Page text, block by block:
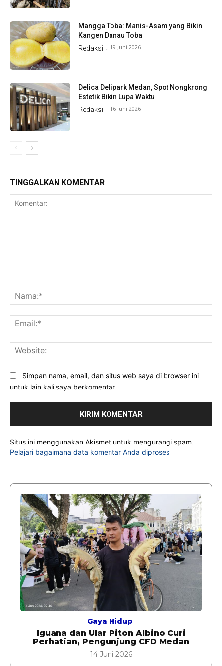
Mangga Toba: Manis-Asam yang Bikin
Kangen Danau Toba
Redaksi - 19 Juni 2026
Delica Delipark Medan, Spot Nongkrong
Estetik Bikin Lupa Waktu
Redaksi - 16 Juni 2026
TINGGALKAN KOMENTAR
Simpan nama, email, dan situs web saya di browser ini
untuk lain kali saya berkomentar.
Situs ini menggunakan Akismet untuk mengurangi spam.
Pelajari bagaimana data komentar Anda diproses
Gaya Hidup
Iguana dan Ular Piton Albino Curi
Perhatian, Pengunjung CFD Medan
14 Juni 2026